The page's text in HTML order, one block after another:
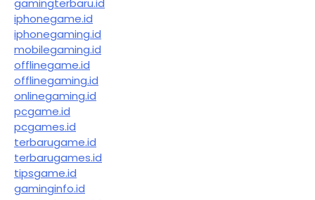
iphonegame.id
iphonegaming.id
mobilegaming.id
offlinegame.id
offlinegaming.id
onlinegaming.id
pcgame.id
pcgames.id
terbarugame.id
terbarugames.id
tipsgame.id
gaminginfo.id